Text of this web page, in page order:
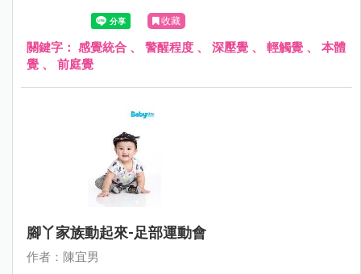
無法靜下心、閉上眼睛睡覺。一個無精打采，一個充滿活
力，為何孩子的表現會有如此大的差異呢？這可能與感覺統
合中經常提到的「警醒程度」調節有關。
收藏
關鍵字： 感覺統合 、 警醒程度 、 深壓覺 、 輕觸覺 、 本體
覺 、 前庭覺
腳丫家族動起來-足部運動會
作者：陳宜男